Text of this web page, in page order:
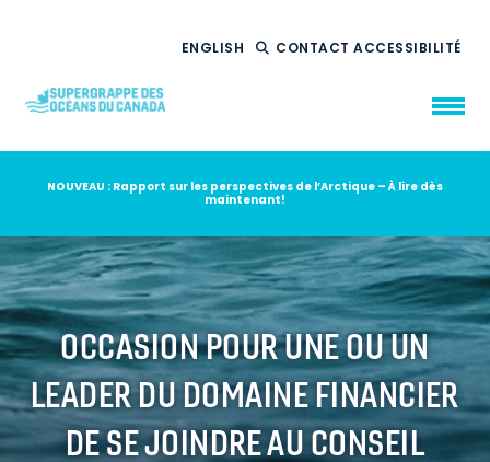
ENGLISH CONTACTACCESSIBILITÉ
QUI NOUSSOMMES
CE QUE NOUSFAISONS
NOTREIMPACT
AMBITION2035
NOUVELLES
RESSOURCES
NOUVEAU : Rapport sur les perspectives de l’Arctique – À lire dès
maintenant!
OCCASION POUR UNE OU UN
LEADER DU DOMAINE FINANCIER
DE SE JOINDRE AU CONSEIL